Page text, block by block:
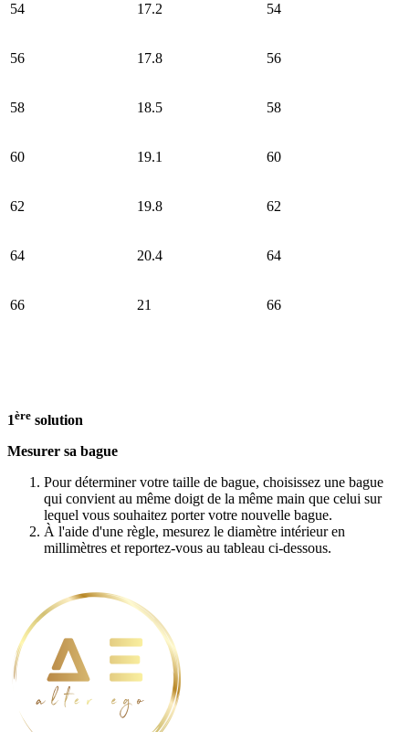
54 17.2 54
56 17.8 56
58 18.5 58
60 19.1 60
62 19.8 62
64 20.4 64
66 21 66
1ère solution
Mesurer sa bague
Pour déterminer votre taille de bague, choisissez une bague
qui convient au même doigt de la même main que celui sur
lequel vous souhaitez porter votre nouvelle bague.
À l'aide d'une règle, mesurez le diamètre intérieur en
millimètres et reportez-vous au tableau ci-dessous.